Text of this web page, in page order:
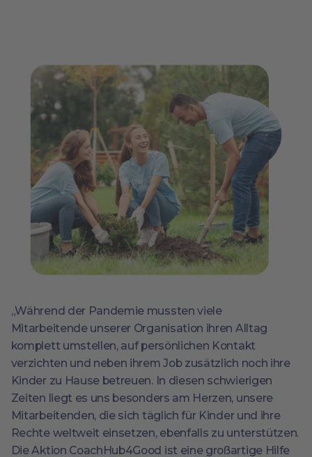
„Während der Pandemie mussten viele
Mitarbeitende unserer Organisation ihren Alltag
komplett umstellen, auf persönlichen Kontakt
verzichten und neben ihrem Job zusätzlich noch ihre
Kinder zu Hause betreuen. In diesen schwierigen
Zeiten liegt es uns besonders am Herzen, unsere
Mitarbeitenden, die sich täglich für Kinder und ihre
Rechte weltweit einsetzen, ebenfalls zu unterstützen.
Die Aktion CoachHub4Good ist eine großartige Hilfe